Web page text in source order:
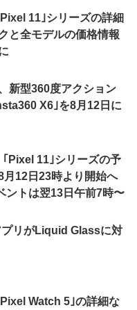
11｣シリーズの詳細
と全モデルの価格情報
新型360度アクション
X6｣を8月12日に
Pixel 11｣シリーズの予
月12日23時より開始へ
ントは翌13日午前7時〜
プリがLiquid Glassに対
Watch 5｣の詳細な